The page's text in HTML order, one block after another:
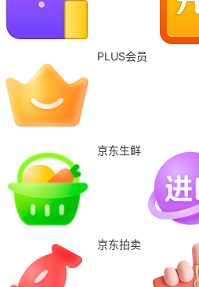
PLUS会员
京东生鲜
京东拍卖